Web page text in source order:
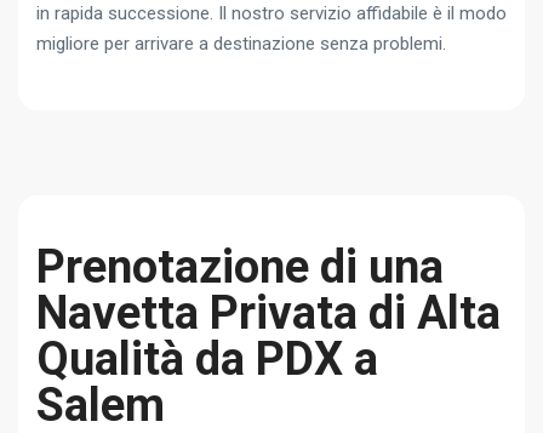
in rapida successione. Il nostro servizio affidabile è il modo
migliore per arrivare a destinazione senza problemi.
Prenotazione di una
Navetta Privata di Alta
Qualità da PDX a
Salem